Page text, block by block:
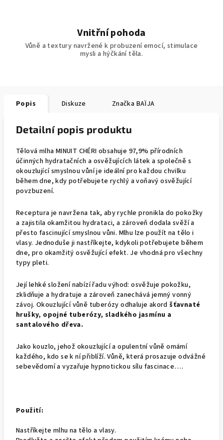
Vnitřní pohoda
Vůně a textury navržené k probuzení emocí, stimulace
mysli a hýčkání těla.
Popis Diskuze Značka BAÏJA
Detailní popis produktu
Tělová mlha MINUIT CHÉRI obsahuje 97,9% přírodních
účinných hydratačních a osvěžujících látek a společně s
okouzlující smyslnou vůní je ideální pro každou chvilku
během dne, kdy potřebujete rychlý a voňavý osvěžující
povzbuzení.
Receptura je navržena tak, aby rychle pronikla do pokožky
a zajistila okamžitou hydrataci, a zároveň dodala svěží a
přesto fascinující smyslnou vůni. Mlhu lze použít na tělo i
vlasy. Jednoduše ji nastříkejte, kdykoli potřebujete během
dne, pro okamžitý osvěžující efekt. Je vhodná pro všechny
typy pleti.
Její lehké složení nabízí řadu výhod: osvěžuje pokožku,
zklidňuje a hydratuje a zároveň zanechává jemný vonný
závoj. Okouzlující vůně tuberózy odhaluje akordšťavnaté
hrušky, opojné tuberózy, sladkého jasmínu a
santalového dřeva.
Jako kouzlo, jehož okouzlující a opulentní vůně omámí
každého, kdo se k ní přiblíží. Vůně, která prosazuje odvážné
sebevědomí a vyzařuje hypnotickou sílu fascinace….
Použití:
Nastříkejte mlhu na tělo a vlasy.